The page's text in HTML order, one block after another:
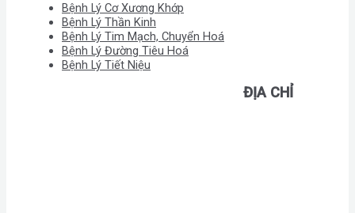
Bệnh Lý Cơ Xương Khớp
Bệnh Lý Thần Kinh
Bệnh Lý Tim Mạch, Chuyển Hoá
Bệnh Lý Đường Tiêu Hoá
Bệnh Lý Tiết Niệu
ĐỊA CHỈ